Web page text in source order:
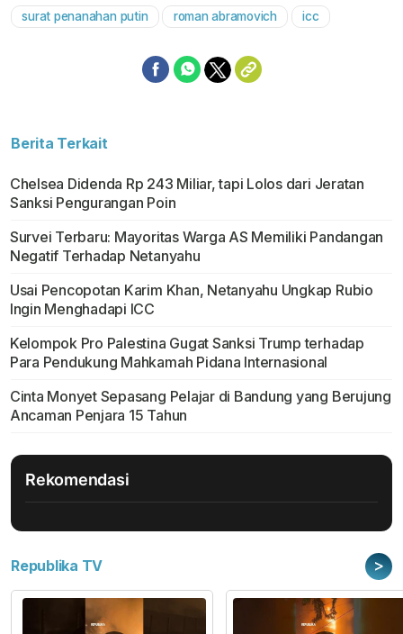
surat penanahan putin roman abramovich icc
Berita Terkait
Chelsea Didenda Rp 243 Miliar, tapi Lolos dari Jeratan
Sanksi Pengurangan Poin
Survei Terbaru: Mayoritas Warga AS Memiliki Pandangan
Negatif Terhadap Netanyahu
Usai Pencopotan Karim Khan, Netanyahu Ungkap Rubio
Ingin Menghadapi ICC
Kelompok Pro Palestina Gugat Sanksi Trump terhadap
Para Pendukung Mahkamah Pidana Internasional
Cinta Monyet Sepasang Pelajar di Bandung yang Berujung
Ancaman Penjara 15 Tahun
Rekomendasi
Republika TV >